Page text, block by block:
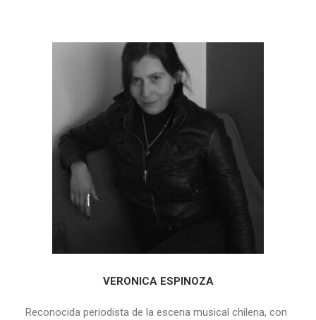
VERONICA ESPINOZA
Reconocida periodista de la escena musical chilena, con